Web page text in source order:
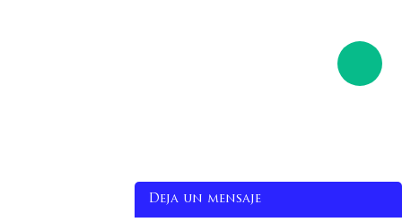
Deja un mensaje